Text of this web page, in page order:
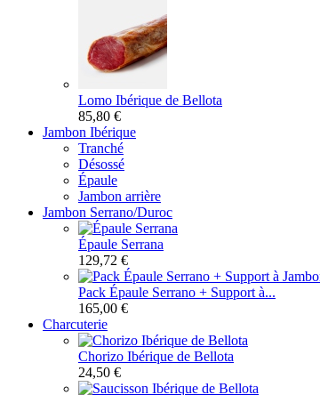
Lomo Ibérique de Bellota
85,80 €
Jambon Ibérique
Tranché
Désossé
Épaule
Jambon arrière
Jambon Serrano/Duroc
Épaule Serrana
129,72 €
Pack Épaule Serrano + Support à...
165,00 €
Charcuterie
Chorizo Ibérique de Bellota
24,50 €